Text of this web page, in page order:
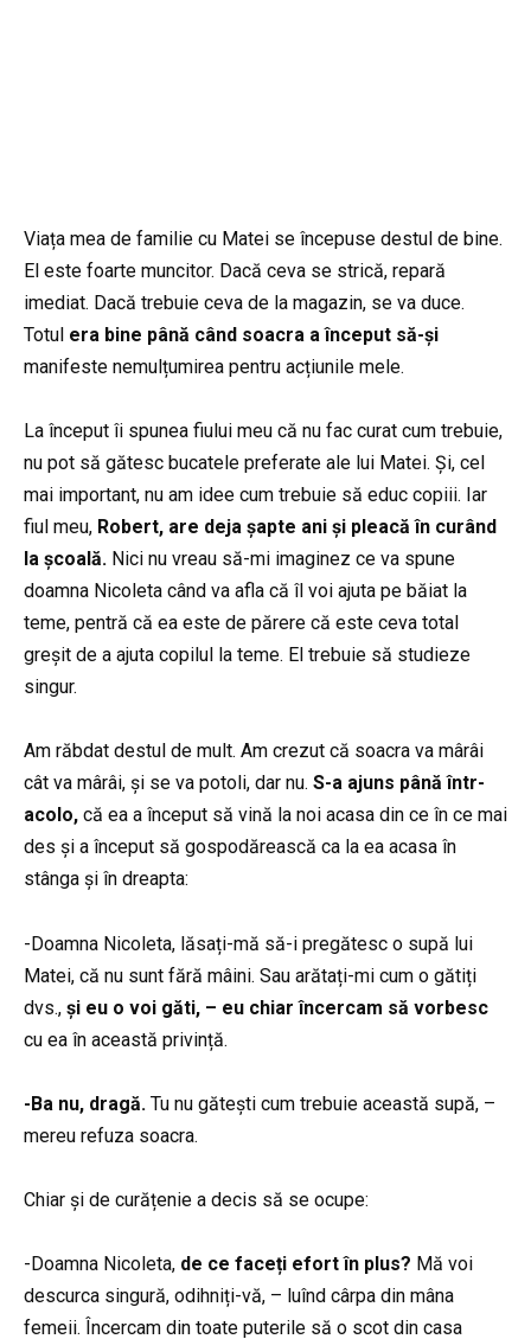
Viața mea de familie cu Matei se începuse destul de bine.
El este foarte muncitor. Dacă ceva se strică, repară
imediat. Dacă trebuie ceva de la magazin, se va duce.
Totul era bine până când soacra a început să-și
manifeste nemulțumirea pentru acțiunile mele.
La început îi spunea fiului meu că nu fac curat cum trebuie,
nu pot să gătesc bucatele preferate ale lui Matei. Și, cel
mai important, nu am idee cum trebuie să educ copiii. Iar
fiul meu, Robert, are deja șapte ani și pleacă în curând
la școală. Nici nu vreau să-mi imaginez ce va spune
doamna Nicoleta când va afla că îl voi ajuta pe băiat la
teme, pentră că ea este de părere că este ceva total
greșit de a ajuta copilul la teme. El trebuie să studieze
singur.
Am răbdat destul de mult. Am crezut că soacra va mârâi
cât va mârâi, și se va potoli, dar nu. S-a ajuns până într-
acolo, că ea a început să vină la noi acasa din ce în ce mai
des și a început să gospodărească ca la ea acasa în
stânga și în dreapta:
-Doamna Nicoleta, lăsați-mă să-i pregătesc o supă lui
Matei, că nu sunt fără mâini. Sau arătați-mi cum o gătiți
dvs., și eu o voi găti, – eu chiar încercam să vorbesc
cu ea în această privință.
-Ba nu, dragă. Tu nu gătești cum trebuie această supă, –
mereu refuza soacra.
Chiar și de curățenie a decis să se ocupe:
-Doamna Nicoleta, de ce faceți efort în plus? Mă voi
descurca singură, odihniți-vă, – luînd cârpa din mâna
femeii. Încercam din toate puterile să o scot din casa